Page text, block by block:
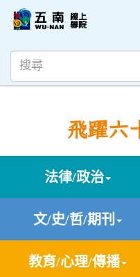
飛躍六
法律/政治
文/史/哲/期刊
教育/心理/傳播